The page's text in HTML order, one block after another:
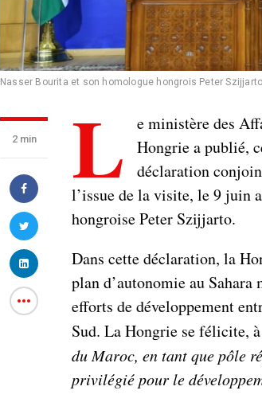
Nasser Bourita et son homologue hongrois Peter
2 min L
e ministère des
Hongrie a publié,
déclaration
l’issue de la visite, le 9 juin
hongroise Peter Szijjarto.
Dans cette déclaration, la
plan d’autonomie au
efforts de développement
Sud. La Hongrie se félicite,
du Maroc, en tant que pôle
privilégié pour le